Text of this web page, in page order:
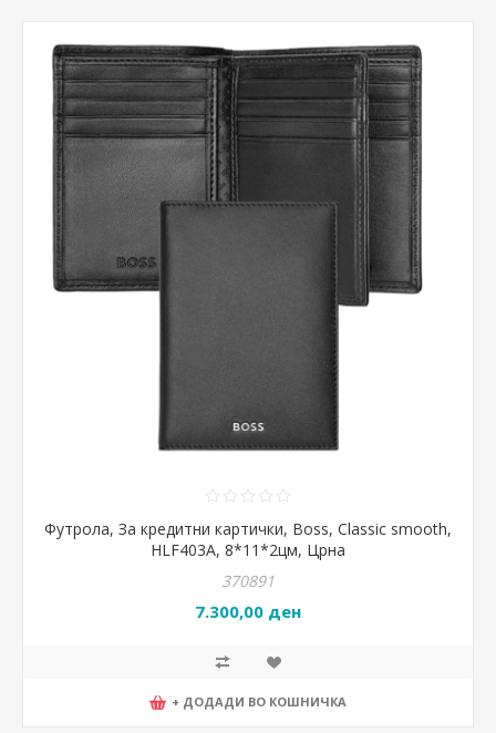
Футрола, За кредитни картички, Boss, Classic smooth,
HLF403A, 8*11*2цм, Црна
370891
7.300,00 ден
+ ДОДАДИ ВО КОШНИЧКА